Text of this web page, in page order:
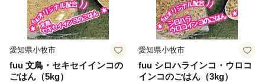
す。『努力、忍耐、飛躍』を象徴する ”柳に跳びつくか
える”（小野道風）をイメージし、「考える」「人をか
える」「町をかえる」「古里へかえる」「栄える」とい
う5つの”かえる”にひっかけ、ネーミングしています。
愛知県小牧市
fuu 文鳥・セキセイインコの
ごはん（5kg）
愛知県小牧市
fuu シロハラインコ・ウロコ
インコのごはん（3kg）